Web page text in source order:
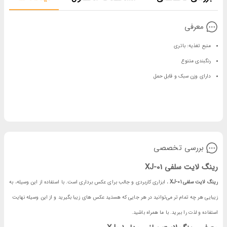
معرفی
منبع تغذیه: باتری
رنگبندی متنوع
دارای وزن سبک و قابل حمل
بررسی تخصصی
رینگ لایت سلفی XJ-01
رینگ لایت سلفیXJ-01، ابزاری کاربردی و جالب برای عکس برداری است. با استفاده از این وسیله، به
زیبایی هر چه تمام تر می‌توانید در هر جایی که هستید عکس های زیبا بگیرید و از این وسیله نهایت
استفاده و لذت را ببرید. با ما همراه باشید.